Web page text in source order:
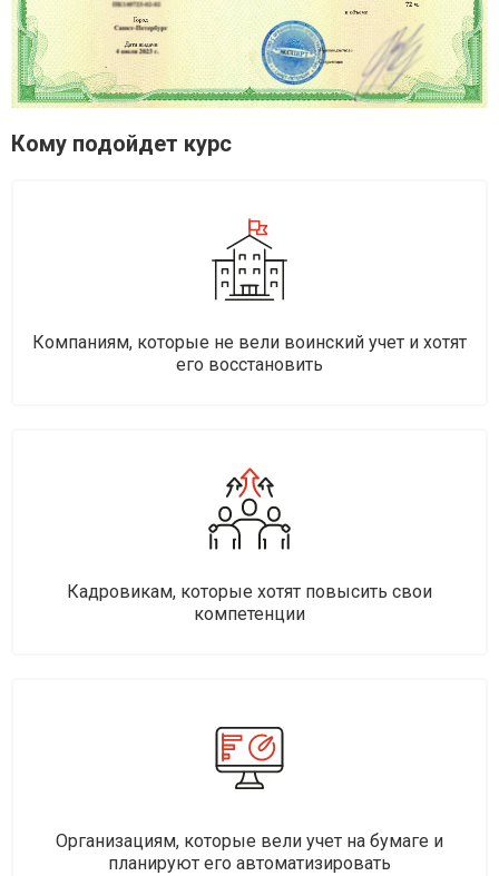
Кому подойдет курс
Компаниям, которые не вели воинский учет и хотят
его восстановить
Кадровикам, которые хотят повысить свои
компетенции
Организациям, которые вели учет на бумаге и
планируют его автоматизировать